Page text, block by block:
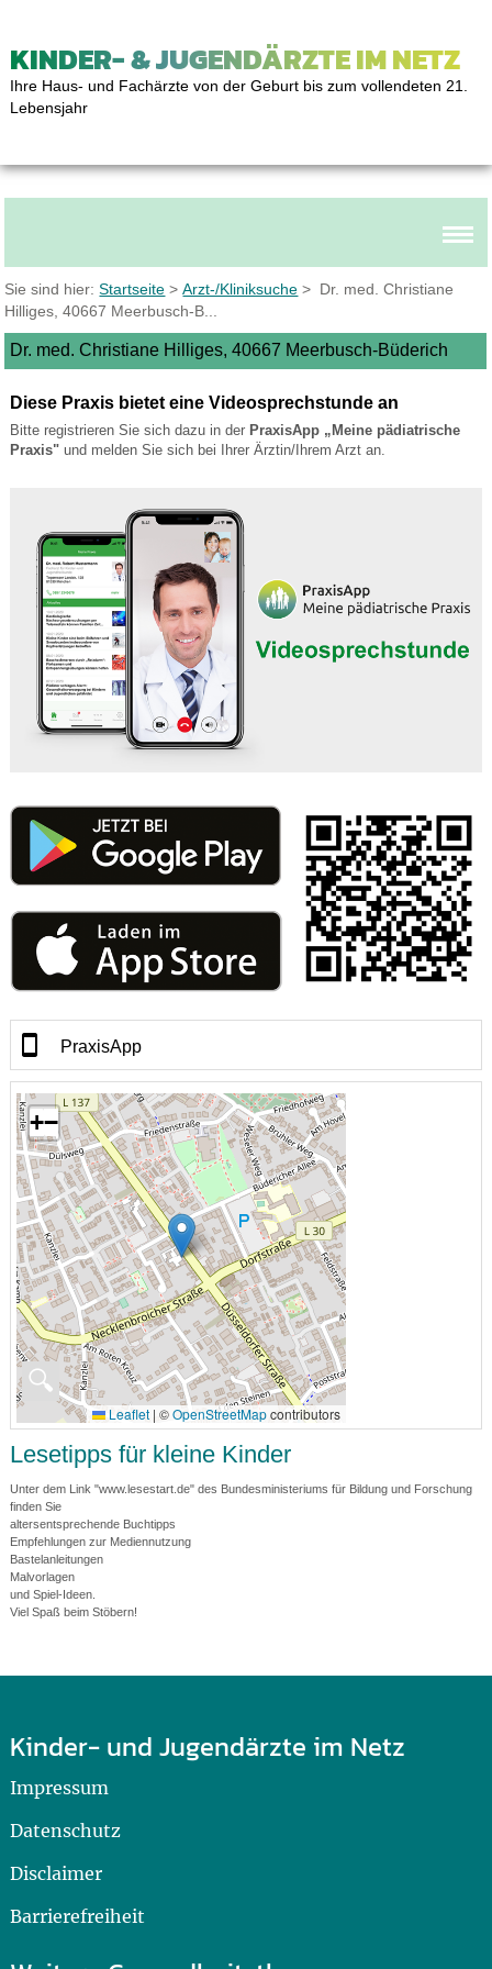
KINDER- & JUGENDÄRZTE IM NETZ
Ihre Haus- und Fachärzte von der Geburt bis zum vollendeten 21.
Lebensjahr
Sie sind hier:Startseite >Arzt-/Kliniksuche > Dr. med. Christiane
Hilliges, 40667 Meerbusch-B...
Dr. med. Christiane Hilliges, 40667 Meerbusch-Büderich
Diese Praxis bietet eine Videosprechstunde an
Bitte registrieren Sie sich dazu in der PraxisApp „Meine pädiatrische
Praxis"und melden Sie sich bei Ihrer Ärztin/Ihrem Arzt an.
PraxisApp
🔍
+−
Leaflet | ©OpenStreetMapcontributors
Lesetipps für kleine Kinder
Unter dem Link "www.lesestart.de" des Bundesministeriums für Bildung und Forschung
finden Sie
altersentsprechende Buchtipps
Empfehlungen zur Mediennutzung
Bastelanleitungen
Malvorlagen
und Spiel-Ideen.
Viel Spaß beim Stöbern!
Kinder- und Jugendärzte im Netz
Impressum
Datenschutz
Disclaimer
Barrierefreiheit